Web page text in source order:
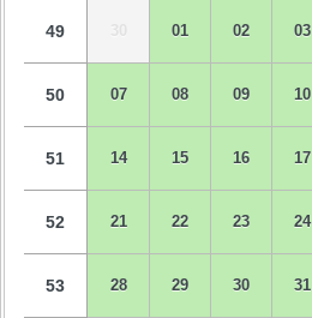
49 30 01 02 03
50 07 08 09 10
51 14 15 16 17
52 21 22 23 24
53 28 29 30 31